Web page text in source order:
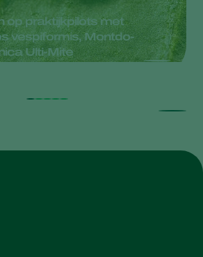
op praktijkpilots met
vespiformis, Montdo-
Ulti-Mite